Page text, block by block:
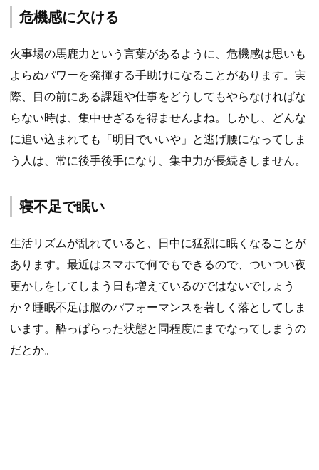
危機感に欠ける
火事場の馬鹿力という言葉があるように、危機感は思いも
よらぬパワーを発揮する手助けになることがあります。実
際、目の前にある課題や仕事をどうしてもやらなければな
らない時は、集中せざるを得ませんよね。しかし、どんな
に追い込まれても「明日でいいや」と逃げ腰になってしま
う人は、常に後手後手になり、集中力が長続きしません。
寝不足で眠い
生活リズムが乱れていると、日中に猛烈に眠くなることが
あります。最近はスマホで何でもできるので、ついつい夜
更かしをしてしまう日も増えているのではないでしょう
か？睡眠不足は脳のパフォーマンスを著しく落としてしま
います。酔っぱらった状態と同程度にまでなってしまうの
だとか。